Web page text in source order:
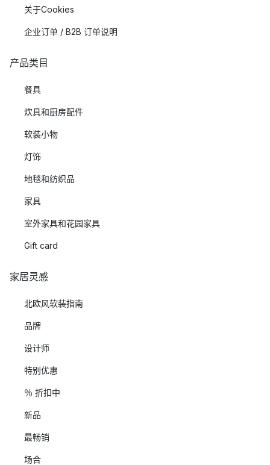
关于Cookies
企业订单 / B2B 订单说明
产品类目
餐具
炊具和厨房配件
软装小物
灯饰
地毯和纺织品
家具
室外家具和花园家具
Gift card
家居灵感
北欧风软装指南
品牌
设计师
特别优惠
％ 折扣中
新品
最畅销
场合